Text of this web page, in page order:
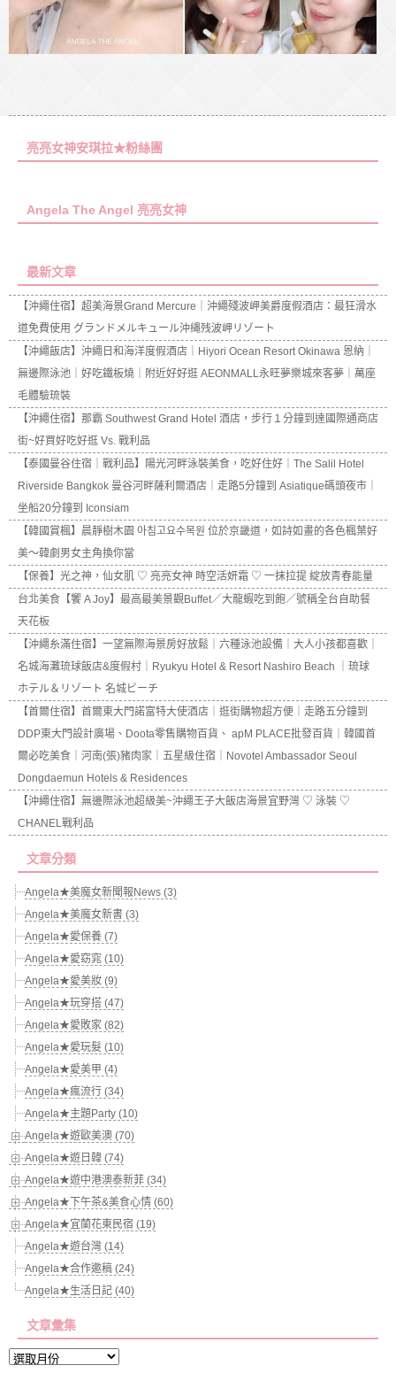
亮亮女神安琪拉★粉絲團
Angela The Angel 亮亮女神
最新文章
【沖繩住宿】超美海景Grand Mercure｜沖繩殘波岬美爵度假酒店：最狂滑水
道免費使用 グランドメルキュール沖縄残波岬リゾート
【沖繩飯店】沖繩日和海洋度假酒店｜Hiyori Ocean Resort Okinawa 恩納｜
無邊際泳池｜好吃鐵板燒｜附近好好逛 AEONMALL永旺夢樂城來客夢｜萬座
毛體驗琉裝
【沖繩住宿】那霸 Southwest Grand Hotel 酒店，步行１分鐘到達國際通商店
街~好買好吃好逛 Vs. 戰利品
【泰國曼谷住宿｜戰利品】陽光河畔泳裝美食，吃好住好｜The Salil Hotel
Riverside Bangkok 曼谷河畔薩利爾酒店｜走路5分鐘到 Asiatique碼頭夜市｜
坐船20分鐘到 Iconsiam
【韓國賞楓】晨靜樹木園 아침고요수목원 位於京畿道，如詩如畫的各色楓葉好
美～韓劇男女主角換你當
【保養】光之神，仙女肌 ♡ 亮亮女神 時空活妍霜 ♡ 一抹拉提 綻放青春能量
台北美食【饗 A Joy】最高最美景觀Buffet／大龍蝦吃到飽／號稱全台自助餐
天花板
【沖繩糸滿住宿】一望無際海景房好放鬆｜六種泳池設備｜大人小孩都喜歡｜
名城海灘琉球飯店&度假村｜Ryukyu Hotel & Resort Nashiro Beach ｜琉球
ホテル＆リゾート 名城ビーチ
【首爾住宿】首爾東大門諾富特大使酒店｜逛街購物超方便｜走路五分鐘到
DDP東大門設計廣場、Doota零售購物百貨、 apM PLACE批發百貨｜韓國首
爾必吃美食｜河南(張)豬肉家｜五星級住宿｜Novotel Ambassador Seoul
Dongdaemun Hotels & Residences
【沖繩住宿】無邊際泳池超級美~沖繩王子大飯店海景宜野灣 ♡ 泳裝 ♡
CHANEL戰利品
文章分類
Angela★美魔女新聞報News (3)
Angela★美魔女新書 (3)
Angela★愛保養 (7)
Angela★愛窈窕 (10)
Angela★愛美妝 (9)
Angela★玩穿搭 (47)
Angela★愛敗家 (82)
Angela★愛玩髮 (10)
Angela★愛美甲 (4)
Angela★瘋流行 (34)
Angela★主題Party (10)
Angela★遊歐美澳 (70)
Angela★遊日韓 (74)
Angela★遊中港澳泰新菲 (34)
Angela★下午茶&美食心情 (60)
Angela★宜蘭花東民宿 (19)
Angela★遊台灣 (14)
Angela★合作邀稿 (24)
Angela★生活日記 (40)
文章彙集
文